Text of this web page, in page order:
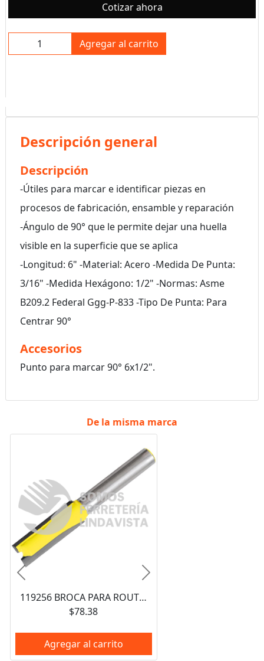
Cotizar ahora
Agregar al carrito
Descripción general
Descripción
-Útiles para marcar e identificar piezas en
procesos de fabricación, ensamble y reparación
-Ángulo de 90° que le permite dejar una huella
visible en la superficie que se aplica
-Longitud: 6" -Material: Acero -Medida De Punta:
3/16" -Medida Hexágono: 1/2" -Normas: Asme
B209.2 Federal Ggg-P-833 -Tipo De Punta: Para
Centrar 90°
Accesorios
Punto para marcar 90° 6x1/2".
De la misma marca
119256 BROCA PARA ROUTER DE ACERO RECTA DE 2 FILOS 3/4" ZANCO DE 1/4" SURTEK
$78.38
Agregar al carrito
Anterior Siguiente